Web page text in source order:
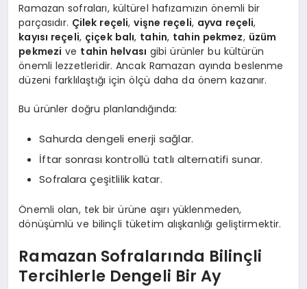
Ramazan sofraları, kültürel hafızamızın önemli bir
parçasıdır. Çilek reçeli,vişne reçeli, ayva reçeli,
kayısı reçeli, çiçek balı, tahin, tahin pekmez, üzüm
pekmezi ve tahin helvası gibi ürünler bu kültürün
önemli lezzetleridir. Ancak Ramazan ayında beslenme
düzeni farklılaştığı için ölçü daha da önem kazanır.
Bu ürünler doğru planlandığında:
Sahurda dengeli enerji sağlar.
İftar sonrası kontrollü tatlı alternatifi sunar.
Sofralara çeşitlilik katar.
Önemli olan, tek bir ürüne aşırı yüklenmeden,
dönüşümlü ve bilinçli tüketim alışkanlığı geliştirmektir.
Ramazan Sofralarında Bilinçli
Tercihlerle Dengeli Bir Ay